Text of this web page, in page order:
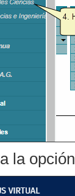
la opción